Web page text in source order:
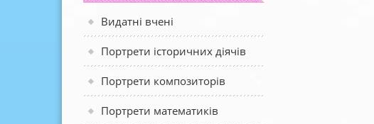
Видатні вчені
Портрети історичних діячів
Портрети композиторів
Портрети математиків